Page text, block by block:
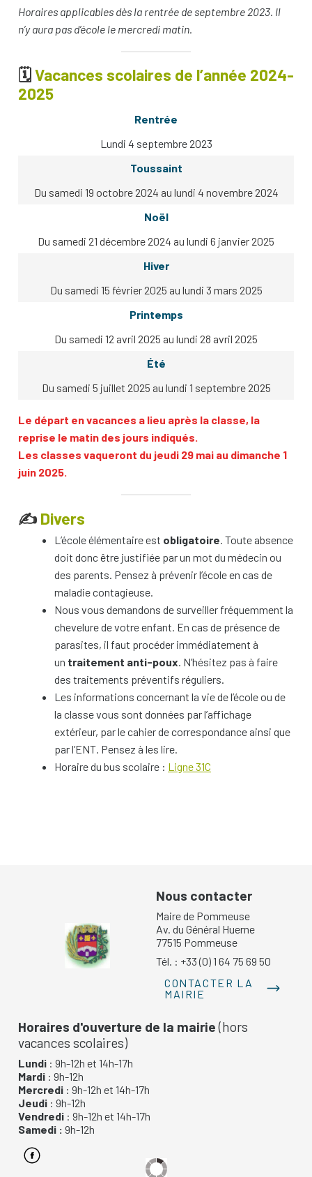
Horaires applicables dès la rentrée de septembre 2023. Il
n’y aura pas d’école le mercredi matin.
🗓Vacances scolaires de l’année 2024-
2025
Rentrée
Lundi 4 septembre 2023
Toussaint
Du samedi 19 octobre 2024 au lundi 4 novembre 2024
Noël
Du samedi 21 décembre 2024 au lundi 6 janvier 2025
Hiver
Du samedi 15 février 2025 au lundi 3 mars 2025
Printemps
Du samedi 12 avril 2025 au lundi 28 avril 2025
Été
Du samedi 5 juillet 2025 au lundi 1 septembre 2025
Le départ en vacances a lieu après la classe, la
reprise le matin des jours indiqués.
Les classes vaqueront du jeudi 29 mai au dimanche 1
juin 2025.
✍ Divers
L’école élémentaire est obligatoire. Toute absence
doit donc être justifiée par un mot du médecin ou
des parents. Pensez à prévenir l’école en cas de
maladie contagieuse.
Nous vous demandons de surveiller fréquemment la
chevelure de votre enfant. En cas de présence de
parasites, il faut procéder immédiatement à
un traitement anti-poux. N’hésitez pas à faire
des traitements préventifs réguliers.
Les informations concernant la vie de l’école ou de
la classe vous sont données par l’affichage
extérieur, par le cahier de correspondance ainsi que
par l’ENT. Pensez à les lire.
Horaire du bus scolaire : Ligne 31C
Nous contacter
Maire de Pommeuse
Av. du Général Huerne
77515 Pommeuse
Tél. : +33 (0) 1 64 75 69 50
CONTACTER LA
MAIRIE
Horaires d'ouverture de la mairie(hors
vacances scolaires)
Lundi : 9h-12h et 14h-17h
Mardi : 9h-12h
Mercredi : 9h-12h et 14h-17h
Jeudi : 9h-12h
Vendredi : 9h-12h et 14h-17h
Samedi : 9h-12h